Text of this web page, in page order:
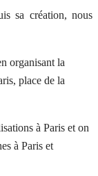
sa création, nous
organisant la
place de la
à Paris et on
à Paris et